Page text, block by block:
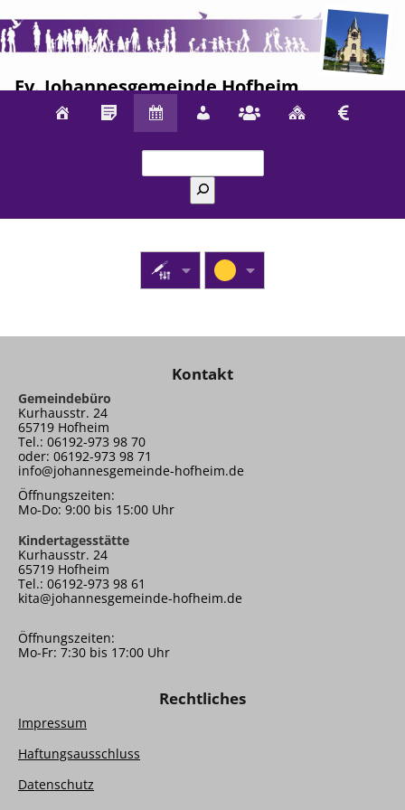
Ev. Johannesgemeinde Hofheim
Kontakt
Gemeindebüro
Kurhausstr. 24
65719 Hofheim
Tel.: 06192-973 98 70
oder: 06192-973 98 71
info@johannesgemeinde-hofheim.de
Öffnungszeiten:
Mo-Do: 9:00 bis 15:00 Uhr
Kindertagesstätte
Kurhausstr. 24
65719 Hofheim
Tel.: 06192-973 98 61
kita@johannesgemeinde-hofheim.de
Öffnungszeiten:
Mo-Fr: 7:30 bis 17:00 Uhr
Rechtliches
Impressum
Haftungsausschluss
Datenschutz